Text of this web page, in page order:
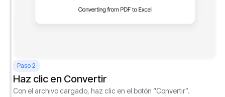
Paso 2
Haz clic en Convertir
Con el archivo cargado, haz clic en el botón “Convertir”.